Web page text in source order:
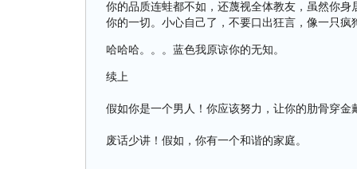
你的品质连蛙都不如，还蔑视全体教友，虽然你
你的一切。小心自己了，不要口出狂言，像一只疯
哈哈哈。。。蓝色我原谅你的无知。
续上
假如你是一个男人！你应该努力，让你的肋骨穿金
废话少讲！假如，你有一个和谐的家庭。